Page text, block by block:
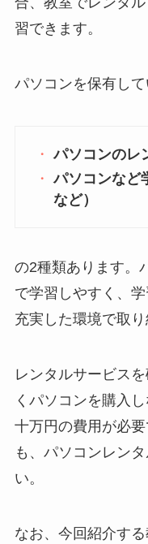
習できます。
パソコンを保有して
パソコンのレ
パソコンなど
など）
の2種類あります。
で学習しやすく、
充実した環境で取り
レンタルサービス
くパソコンを購入
十万円の費用が必
も、パソコンレン
い。
なお、今回紹介す